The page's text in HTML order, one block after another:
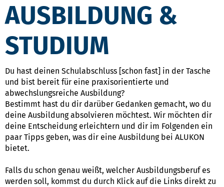
AUSBILDUNG &
STUDIUM
Du hast deinen Schulabschluss [schon fast] in der Tasche
und bist bereit für eine praxisorientierte und
abwechslungsreiche Ausbildung?
Bestimmt hast du dir darüber Gedanken gemacht, wo du
deine Ausbildung absolvieren möchtest. Wir möchten dir
deine Entscheidung erleichtern und dir im Folgenden ein
paar Tipps geben, was dir eine Ausbildung bei ALUKON
bietet.
Falls du schon genau weißt, welcher Ausbildungsberuf es
werden soll, kommst du durch Klick auf die Links direkt zu